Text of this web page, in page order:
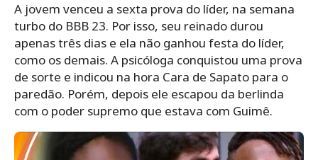
A jovem venceu a sexta prova do líder, na semana
turbo do BBB 23. Por isso, seu reinado durou
apenas três dias e ela não ganhou festa do líder,
como os demais. A psicóloga conquistou uma prova
de sorte e indicou na hora Cara de Sapato para o
paredão. Porém, depois ele escapou da berlinda
com o poder supremo que estava com Guimê.